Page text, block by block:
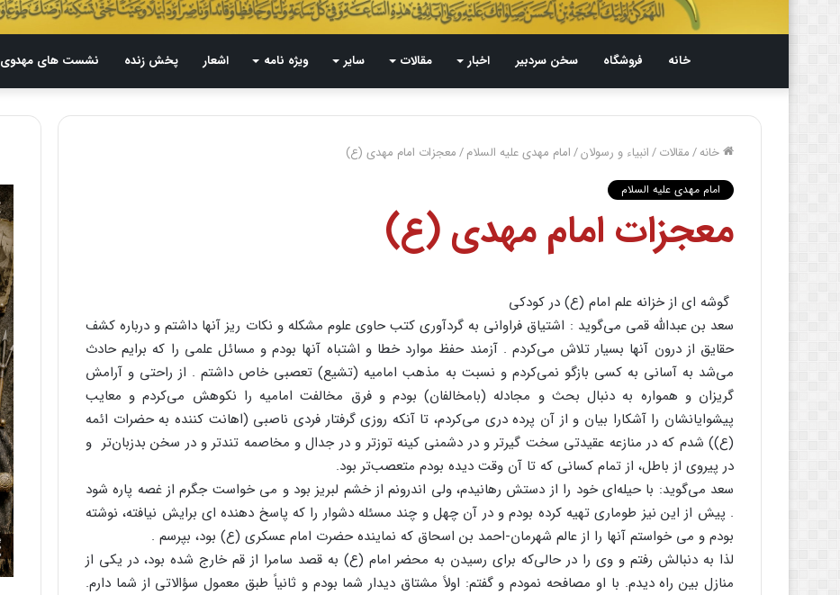
خانه فروشگاه سخن سردبیر اخبار مقالات سایر ویژه نامه اشعار پخش زنده نشست های مهدوی
خانه/مقالات/انبیاء و رسولان/امام مهدی علیه السلام/معجزات امام مهدی (ع)
امام مهدی علیه السلام
معجزات امام مهدی (ع)
گوشه ای از خزانه علم امام (ع) در کودکی
سعد بن عبدالله قمی می‌گوید : اشتیاق فراوانی به گردآوری کتب حاوی علوم مشکله و نکات ریز آنها داشتم و درباره کشف
حقایق از درون آنها بسیار تلاش می‌کردم . آزمند حفظ موارد خطا و اشتباه آنها بودم و مسائل علمی را که برایم حادث
می‌شد به آسانی به کسی بازگو نمی‌کردم و نسبت به مذهب امامیه (تشیع) تعصبی خاص داشتم . از راحتی و آرامش
گریزان و همواره به دنبال بحث و مجادله (بامخالفان) بودم و فرق مخالفت امامیه را نکوهش می‌کردم و معایب
پیشوایانشان را آشکارا بیان و از آن پرده دری می‌کردم، تا آنکه روزی گرفتار فردی ناصبی (اهانت کننده به حضرات ائمه
(ع)) شدم که در منازعه عقیدتی سخت گیرتر و در دشمنی کینه توزتر و در جدال و مخاصمه تندتر و در سخن بدزبان‌تر و
در پیروی از باطل، از تمام کسانی که تا آن وقت دیده بودم متعصب‌تر بود.
سعد می‌گوید: با حیله‌ای خود را از دستش رهانیدم، ولی اندرونم از خشم لبریز بود و می خواست جگرم از غصه پاره شود
. پیش از این نیز طوماری تهیه کرده بودم و در آن چهل و چند مسئله دشوار را که پاسخ دهنده ای برایش نیافته، نوشته
بودم و می خواستم آنها را از عالم شهرمان-احمد بن اسحاق که نماینده حضرت امام عسکری (ع) بود، بپرسم .
لذا به دنبالش رفتم و وی را در حالی‌که برای رسیدن به محضر امام (ع) به قصد سامرا از قم خارج شده بود، در یکی از
منازل بین راه دیدم. با او مصافحه نمودم و گفتم: اولاً مشتاق دیدار شما بودم و ثانیاً طبق معمول سؤالاتی از شما دارم.